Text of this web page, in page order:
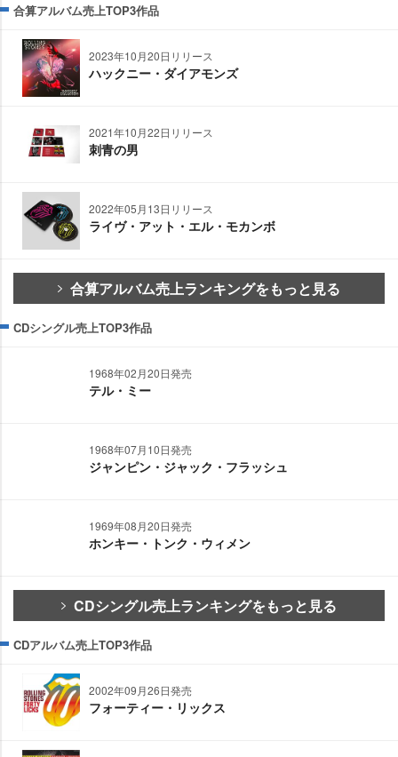
合算アルバム売上TOP3作品
2023年10月20日リリース
ハックニー・ダイアモンズ
2021年10月22日リリース
刺青の男
2022年05月13日リリース
ライヴ・アット・エル・モカンボ
合算アルバム売上ランキングをもっと見る
CDシングル売上TOP3作品
1968年02月20日発売
テル・ミー
1968年07月10日発売
ジャンピン・ジャック・フラッシュ
1969年08月20日発売
ホンキー・トンク・ウィメン
CDシングル売上ランキングをもっと見る
CDアルバム売上TOP3作品
2002年09月26日発売
フォーティー・リックス